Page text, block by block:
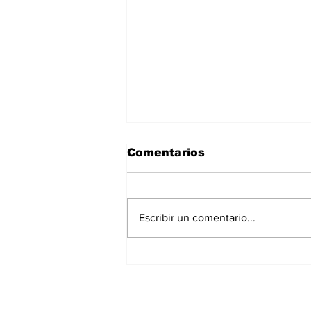
Comentarios
Escribir un comentario...